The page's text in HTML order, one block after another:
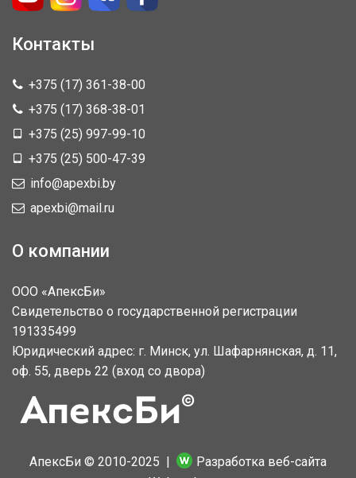
Контакты
+375 (17) 361-38-00
+375 (17) 368-38-01
+375 (25) 997-99-10
+375 (25) 500-47-39
info@apexbi.by
apexbi@mail.ru
О компании
ООО «АпексБи»
Свидетельство о государственной регистрации
191335499
Юридический адрес: г. Минск, ул. Шафарнянская, д. 11,
оф. 55, дверь 22 (вход со двора)
АпексБи © 2010-2025 |
Разработка веб-сайта